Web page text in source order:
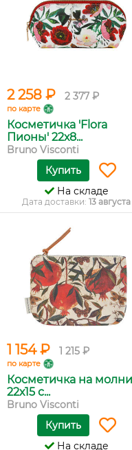
2 258 ₽ 2 377 ₽
по карте
Косметичка 'Flora
Пионы' 22х8...
Bruno Visconti
Купить
На складе
Дата доставки: 13 августа
1 154 ₽ 1 215 ₽
по карте
Косметичка на
22х15 с...
Bruno Visconti
Купить
На складе